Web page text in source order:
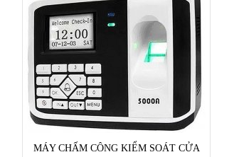
MÁY CHẤM CÔNG KIỂM SOÁT CỬA